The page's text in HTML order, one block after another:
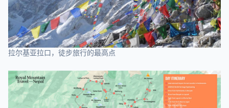
拉尔基亚拉口，徒步旅行的最高点